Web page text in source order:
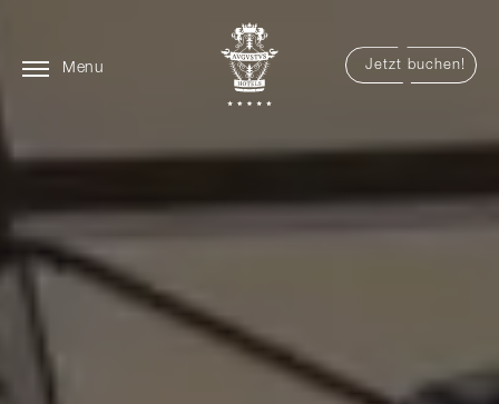
Menu Jetzt buchen!